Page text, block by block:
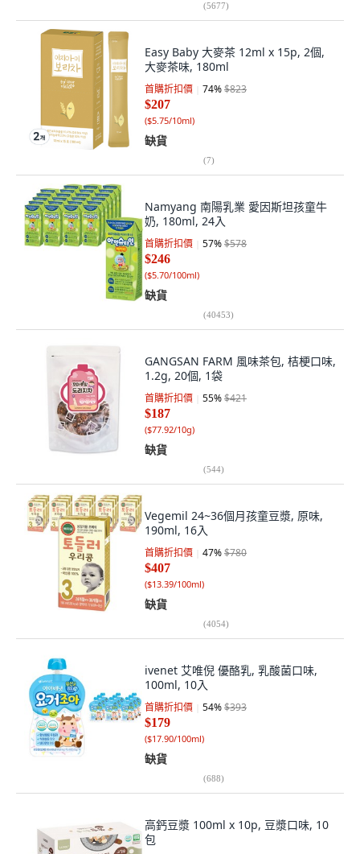
(5677)
Easy Baby 大麥茶 12ml x 15p, 2個,
大麥茶味, 180ml
首購折扣價 74%$823
$207
($5.75/10ml)
缺貨
(7)
Namyang 南陽乳業 愛因斯坦孩童牛
奶, 180ml, 24入
首購折扣價 57%$578
$246
($5.70/100ml)
缺貨
(40453)
GANGSAN FARM 風味茶包, 桔梗口味,
1.2g, 20個, 1袋
首購折扣價 55%$421
$187
($77.92/10g)
缺貨
(544)
Vegemil 24~36個月孩童豆漿, 原味,
190ml, 16入
首購折扣價 47%$780
$407
($13.39/100ml)
缺貨
(4054)
ivenet 艾唯倪 優酪乳, 乳酸菌口味,
100ml, 10入
首購折扣價 54%$393
$179
($17.90/100ml)
缺貨
(688)
高鈣豆漿 100ml x 10p, 豆漿口味, 10
包